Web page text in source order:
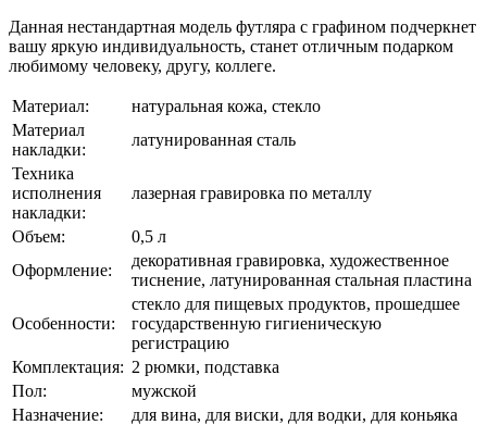
Данная нестандартная модель футляра с графином подчеркнет
вашу яркую индивидуальность, станет отличным подарком
любимому человеку, другу, коллеге.
Материал:
натуральная кожа, стекло
Материал
накладки:
латунированная сталь
Техника
исполнения
накладки:
лазерная гравировка по металлу
Объем:
0,5 л
Оформление:
декоративная гравировка, художественное
тиснение, латунированная стальная пластина
Особенности:
стекло для пищевых продуктов, прошедшее
государственную гигиеническую
регистрацию
Комплектация: 2 рюмки, подставка
Пол:
мужской
Назначение:
для вина, для виски, для водки, для коньяка